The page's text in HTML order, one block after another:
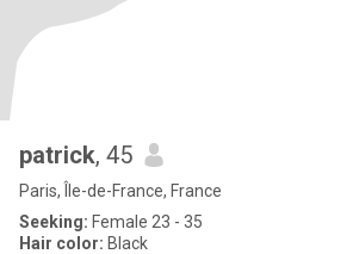
patrick, 45
Paris, Île-de-France, France
Seeking: Female 23 - 35
Hair color: Black